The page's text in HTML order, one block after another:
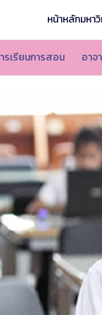
หน้าหลักมหา
เรียนการสอน อาจ